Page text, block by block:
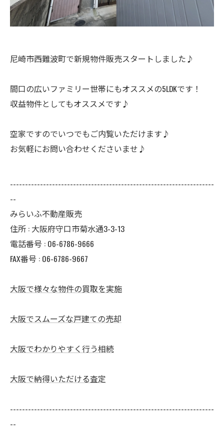
尼崎市西難波町で新規物件販売スタートしました♪
間口の広いファミリー世帯にもオススメの5LDKです！
収益物件としてもオススメです♪
空家ですのでいつでもご内覧いただけます♪
お気軽にお問い合わせくださいませ♪
--------------------------------------------------------------------
--
みらいふ不動産販売
住所 : 大阪府守口市菊水通3-3-13
電話番号 : 06-6786-9666
FAX番号 : 06-6786-9667
大阪で様々な物件の買取を実施
大阪でスムーズな戸建ての売却
大阪でわかりやすく行う相続
大阪で納得いただける査定
--------------------------------------------------------------------
--